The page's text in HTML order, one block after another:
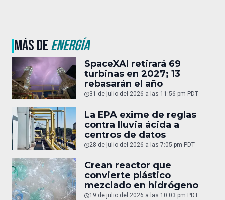
MÁS DEENERGÍA
SpaceXAI retirará 69
turbinas en 2027; 13
rebasarán el año
31 de julio del 2026 a las 11:56 pm PDT
La EPA exime de reglas
contra lluvia ácida a
centros de datos
28 de julio del 2026 a las 7:05 pm PDT
Crean reactor que
convierte plástico
mezclado en hidrógeno
19 de julio del 2026 a las 10:03 pm PDT